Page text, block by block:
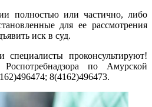
полностью или частично, либо
для ее рассмотрения
иск в суд.
проконсультируют!
по Амурской
8(4162)496473.